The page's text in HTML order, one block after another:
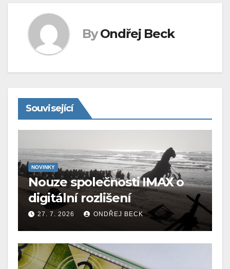
By Ondřej Beck
Související
NOVINKY
Nouze společnosti IMAX o
digitální rozlišení
27. 7. 2026 ONDŘEJ BECK